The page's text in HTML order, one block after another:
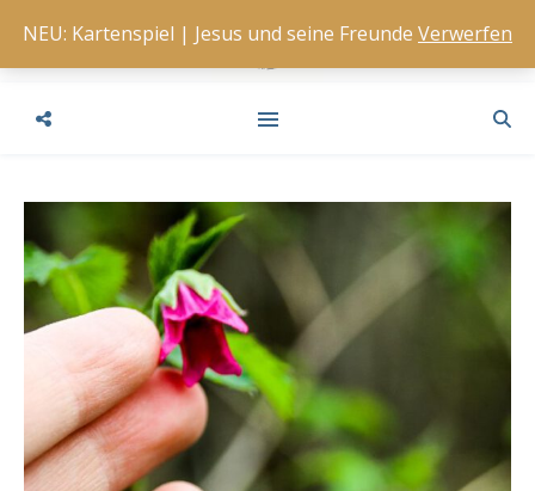
NEU: Kartenspiel | Jesus und seine Freunde Verwerfen